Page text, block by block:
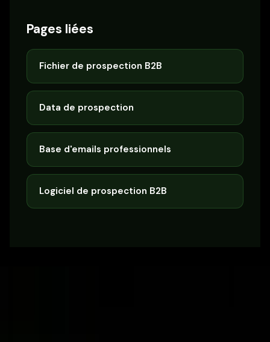
Pages liées
Fichier de prospection B2B
Data de prospection
Base d'emails professionnels
Logiciel de prospection B2B